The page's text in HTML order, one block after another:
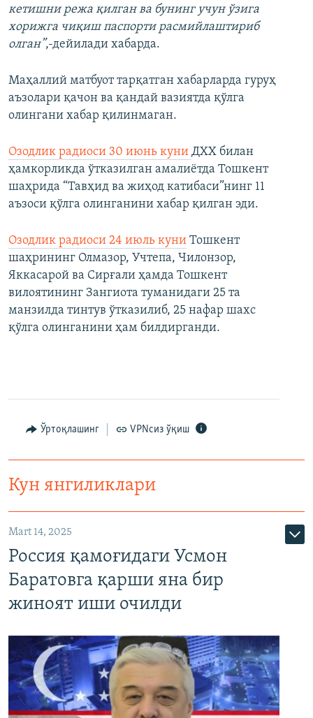
кетишни режа қилган ва бунинг учун ўзига
хорижга чиқиш паспорти расмийлаштириб
олган”,-дейилади хабарда.
Маҳаллий матбуот тарқатган хабарларда гуруҳ
аъзолари қачон ва қандай вазиятда қўлга
олингани хабар қилинмаган.
Озодлик радиоси 30 июнь куни ДХХ билан
ҳамкорликда ўтказилган амалиётда Тошкент
шаҳрида “Тавҳид ва жиҳод катибаси”нинг 11
аъзоси қўлга олинганини хабар қилган эди.
Озодлик радиоси 24 июль куни Тошкент
шаҳрининг Олмазор, Учтепа, Чилонзор,
Яккасарой ва Сирғали ҳамда Тошкент
вилоятининг Зангиота туманидаги 25 та
манзилда тинтув ўтказилиб, 25 нафар шахс
қўлга олинганини ҳам билдирганди.
Ўртоқлашинг VPNсиз ўқиш
Кун янгиликлари
Mart 14, 2025
Россия қамоғидаги Усмон
Баратовга қарши яна бир
жиноят иши очилди